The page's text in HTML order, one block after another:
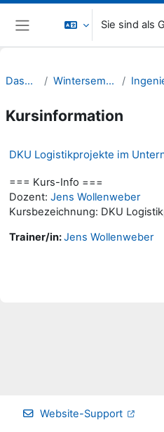
Zum Hauptinhalt
Website-Übersicht
Sie sind als
Dashboard Wintersemester 23/24
Kursinformation
DKU Logistikprojekte im
=== Kurs-Info ===
Dozent: Jens Wollenweber
Kursbezeichnung: DKU
Trainer/in:Jens Wollenweber
Website-Support